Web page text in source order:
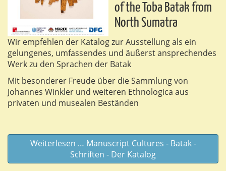
of the Toba Batak from
North Sumatra
Wir empfehlen der Katalog zur Ausstellung als ein
gelungenes, umfassendes und äußerst ansprechendes
Werk zu den Sprachen der Batak
Mit besonderer Freude über die Sammlung von
Johannes Winkler und weiteren Ethnologica aus
privaten und musealen Beständen
Weiterlesen … Manuscript Cultures - Batak -
Schriften - Der Katalog